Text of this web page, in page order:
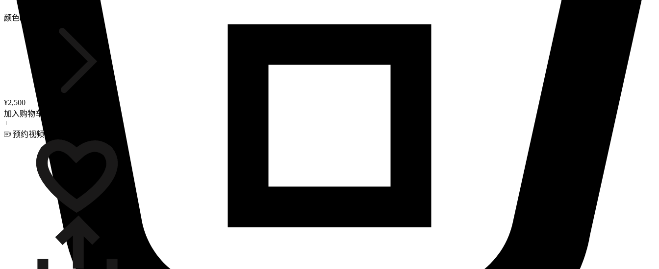
颜色(2)
¥2,500
加入购物车
+
预约视频咨询